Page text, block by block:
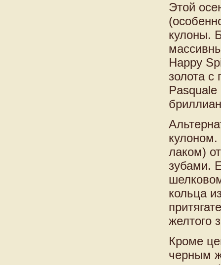
Этой
кулоны.
Happy
золота с
лаком)
зубами.
кольца
желтого
Кроме
черным